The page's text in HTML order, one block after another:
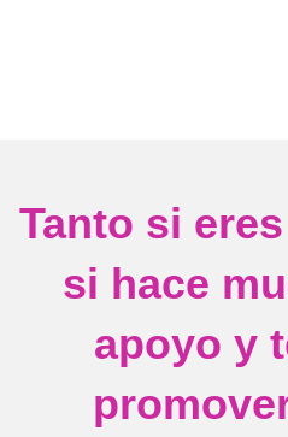
Tanto si
si hace
apoyo y